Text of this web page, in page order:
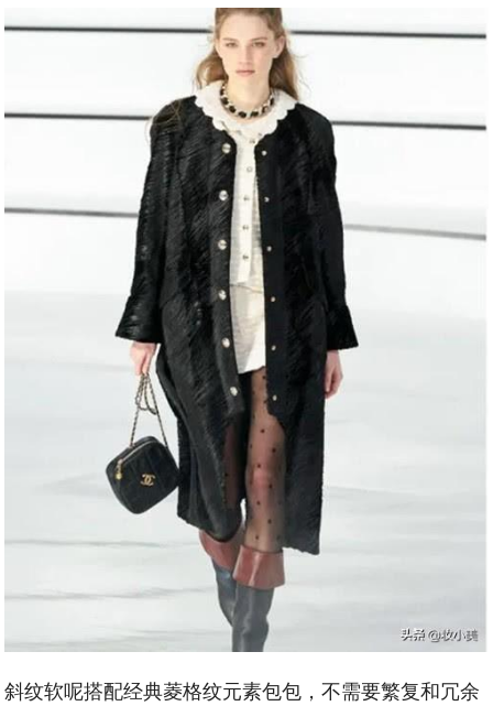
斜纹软呢搭配经典菱格纹元素包包，不需要繁复和冗余